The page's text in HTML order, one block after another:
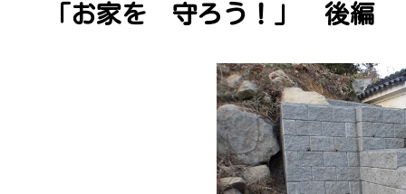
「お家を 守ろう！」 後編